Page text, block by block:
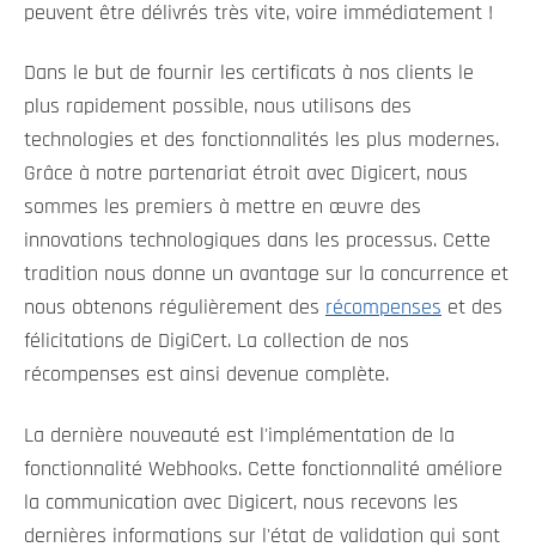
peuvent être délivrés très vite, voire immédiatement !
Dans le but de fournir les certificats à nos clients le
plus rapidement possible, nous utilisons des
technologies et des fonctionnalités les plus modernes.
Grâce à notre partenariat étroit avec Digicert, nous
sommes les premiers à mettre en œuvre des
innovations technologiques dans les processus. Cette
tradition nous donne un avantage sur la concurrence et
nous obtenons régulièrement des récompenses et des
félicitations de DigiCert. La collection de nos
récompenses est ainsi devenue complète.
La dernière nouveauté est l'implémentation de la
fonctionnalité Webhooks. Cette fonctionnalité améliore
la communication avec Digicert, nous recevons les
dernières informations sur l'état de validation qui sont